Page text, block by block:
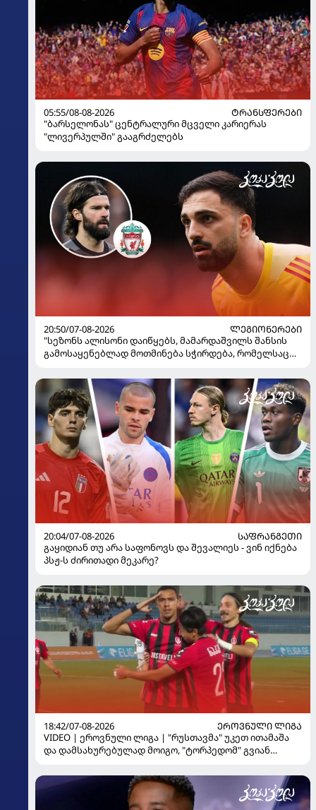
05:55/08-08-2026
ᲢᲠᲐᲜᲡᲤᲔᲠᲔᲑᲘ
"ბარსელონას" ცენტრალური მცველი კარიერას
"ლივერპულში" გააგრძელებს
20:50/07-08-2026
ᲚᲔᲒᲘᲝᲜᲔᲠᲔᲑᲘ
"სეზონს ალისონი დაიწყებს, მამარდაშვილს შანსის
გამოსაყენებლად მოთმინება სჭირდება, რომელსაც
ყოფილმა მეკარემ
20:04/07-08-2026
ᲡᲐᲤᲠᲐᲜᲒᲔᲗᲘ
გაყიდიან თუ არა საფონოვს და შევალიეს - ვინ იქნება
პსჟ-ს ძირითადი მეკარე?
18:42/07-08-2026
ᲔᲠᲝᲕᲜᲣᲚᲘ ᲚᲘᲒᲐ
VIDEO | ეროვნული ლიგა | "რუსთავმა" უკეთ ითამაშა
და დამსახურებულად მოიგო, "ტორპედომ" გვიან